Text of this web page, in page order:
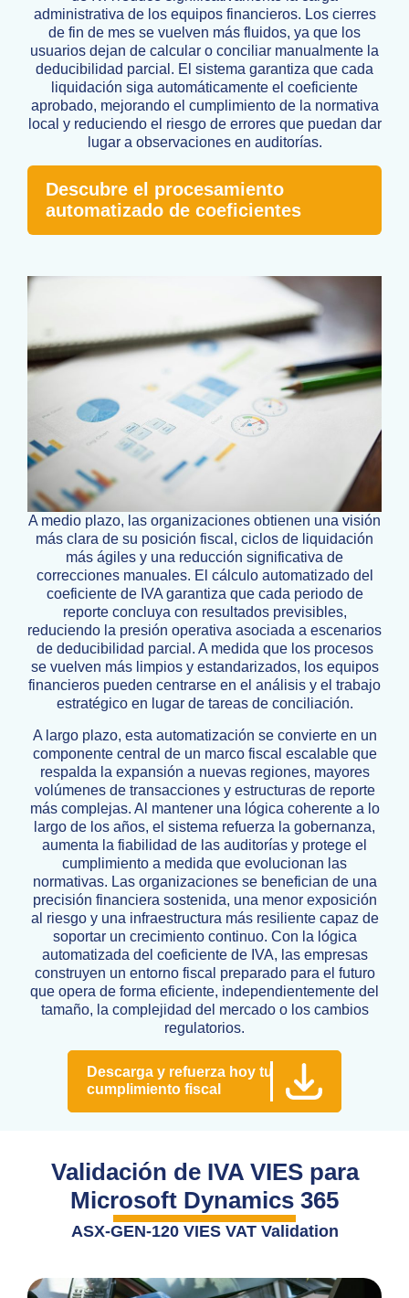
administrativa de los equipos financieros. Los cierres
de fin de mes se vuelven más fluidos, ya que los
usuarios dejan de calcular o conciliar manualmente la
deducibilidad parcial. El sistema garantiza que cada
liquidación siga automáticamente el coeficiente
aprobado, mejorando el cumplimiento de la normativa
local y reduciendo el riesgo de errores que puedan dar
lugar a observaciones en auditorías.
Descubre el procesamiento
automatizado de coeficientes
A medio plazo, las organizaciones obtienen una visión
más clara de su posición fiscal, ciclos de liquidación
más ágiles y una reducción significativa de
correcciones manuales. El cálculo automatizado del
coeficiente de IVA garantiza que cada periodo de
reporte concluya con resultados previsibles,
reduciendo la presión operativa asociada a escenarios
de deducibilidad parcial. A medida que los procesos
se vuelven más limpios y estandarizados, los equipos
financieros pueden centrarse en el análisis y el trabajo
estratégico en lugar de tareas de conciliación.
A largo plazo, esta automatización se convierte en un
componente central de un marco fiscal escalable que
respalda la expansión a nuevas regiones, mayores
volúmenes de transacciones y estructuras de reporte
más complejas. Al mantener una lógica coherente a lo
largo de los años, el sistema refuerza la gobernanza,
aumenta la fiabilidad de las auditorías y protege el
cumplimiento a medida que evolucionan las
normativas. Las organizaciones se benefician de una
precisión financiera sostenida, una menor exposición
al riesgo y una infraestructura más resiliente capaz de
soportar un crecimiento continuo. Con la lógica
automatizada del coeficiente de IVA, las empresas
construyen un entorno fiscal preparado para el futuro
que opera de forma eficiente, independientemente del
tamaño, la complejidad del mercado o los cambios
regulatorios.
Descarga y refuerza hoy tu
cumplimiento fiscal
Validación de IVA VIES para
Microsoft Dynamics 365
ASX-GEN-120 VIES VAT Validation